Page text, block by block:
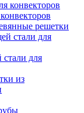
решетки
для
из